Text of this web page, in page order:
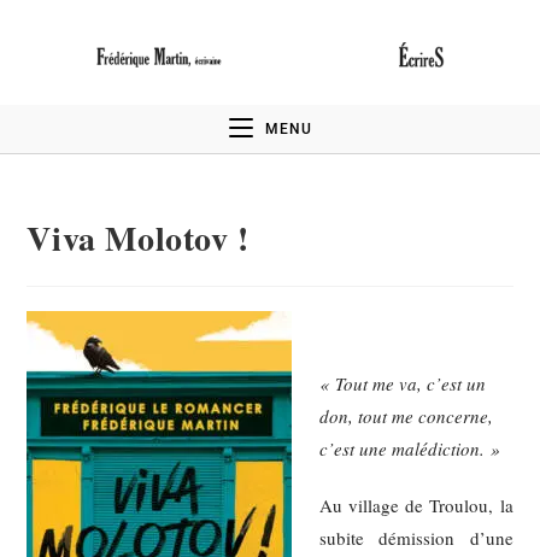
MENU
Viva Molotov !
« Tout me va, c’est un
don, tout me concerne,
c’est une malédiction. »
Au village de Troulou, la
subite démission d’une